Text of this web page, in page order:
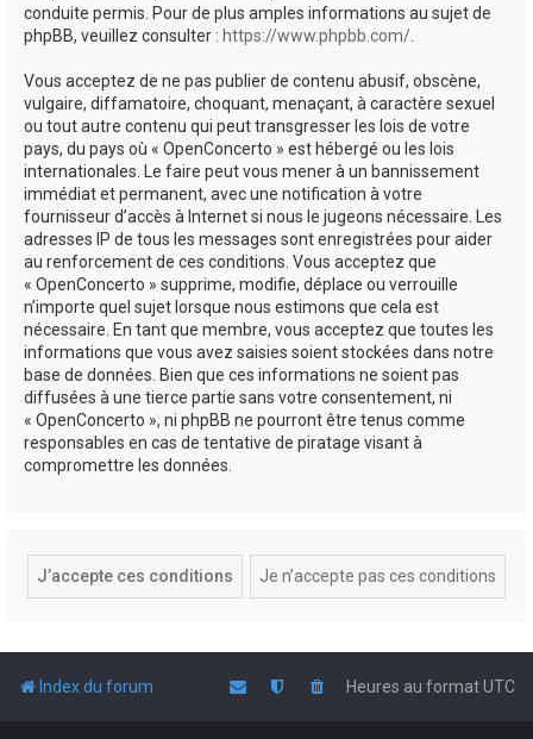
conduite permis. Pour de plus amples informations au sujet de
phpBB, veuillez consulter : https://www.phpbb.com/.
Vous acceptez de ne pas publier de contenu abusif, obscène,
vulgaire, diffamatoire, choquant, menaçant, à caractère sexuel
ou tout autre contenu qui peut transgresser les lois de votre
pays, du pays où « OpenConcerto » est hébergé ou les lois
internationales. Le faire peut vous mener à un bannissement
immédiat et permanent, avec une notification à votre
fournisseur d’accès à Internet si nous le jugeons nécessaire. Les
adresses IP de tous les messages sont enregistrées pour aider
au renforcement de ces conditions. Vous acceptez que
« OpenConcerto » supprime, modifie, déplace ou verrouille
n’importe quel sujet lorsque nous estimons que cela est
nécessaire. En tant que membre, vous acceptez que toutes les
informations que vous avez saisies soient stockées dans notre
base de données. Bien que ces informations ne soient pas
diffusées à une tierce partie sans votre consentement, ni
« OpenConcerto », ni phpBB ne pourront être tenus comme
responsables en cas de tentative de piratage visant à
compromettre les données.
Index du forum Heures au formatUTC